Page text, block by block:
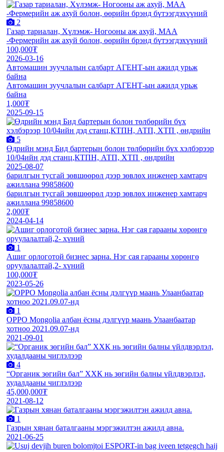
2
Газар тариалан, Хүлэмж- Ногооны аж ахуй, МАА
-Фермерийн аж ахуй болон, өөрийн брэнд бүтээгдэхүүний
100,000₮
2026-03-16
Автомашин зуучлалын салбарт АГЕНТ-ын ажилд урьж
байна
Автомашин зуучлалын салбарт АГЕНТ-ын ажилд урьж
байна
1,000₮
2025-09-15
5
Өдрийн мэнд Бид бартерын болон төлбөрийн бүх хэлбэрээр
10/04ийн дэд станц,КТПН, АТП, ХТП , өндрийн
2025-08-07
барилгын тусгай зөвшөөрөл дээр зөвлөх инженер хамтарч
ажиллана 99858600
барилгын тусгай зөвшөөрөл дээр зөвлөх инженер хамтарч
ажиллана 99858600
2,000₮
2024-04-14
1
Ашиг орлоготой бизнес зарна. Нэг сая гарааны xөрөнгө
оруулалалтай,2- xүний
100,000₮
2023-05-26
1
OPPO Mongolia албан ёсны дэлгүүр маань Улаанбаатар
хотноо 2021.09.07-нд
2021-09-01
4
“Органик зөгийн бал” ХХК нь зөгийн балны үйлдвэрлэл,
худалдааны чиглэлээр
45,000,000₮
2021-08-12
1
Газрын хянан баталгааны мэргэжилтэн ажилд авна.
2021-06-25